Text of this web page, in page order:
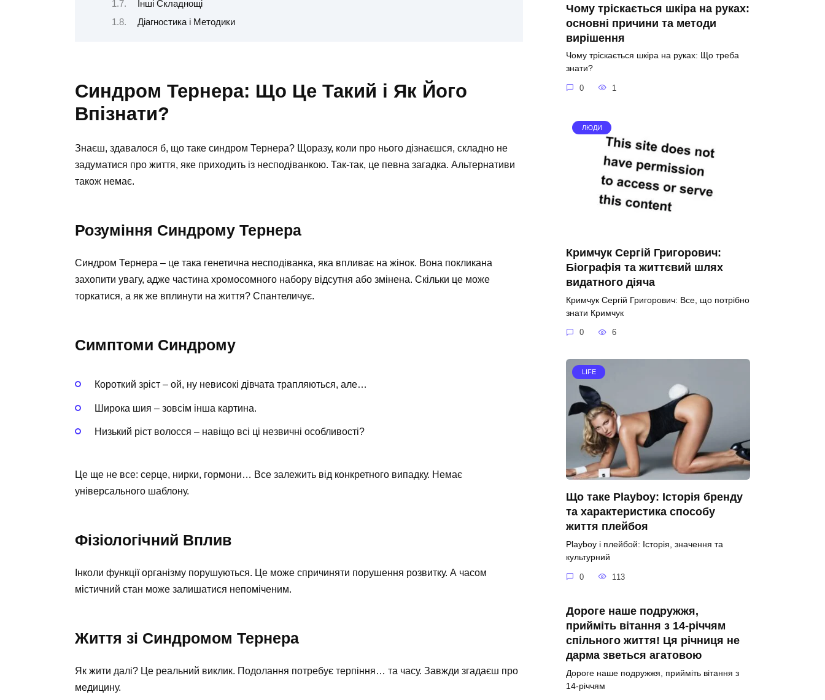
Інші Складнощі
Діагностика і Методики
Синдром Тернера: Що Це Такий і Як Його
Впізнати?
Знаєш, здавалося б, що таке синдром Тернера? Щоразу, коли про нього дізнаєшся, складно не
задуматися про життя, яке приходить із несподіванкою. Так-так, це певна загадка. Альтернативи
також немає.
Розуміння Синдрому Тернера
Синдром Тернера – це така генетична несподіванка, яка впливає на жінок. Вона покликана
захопити увагу, адже частина хромосомного набору відсутня або змінена. Скільки це може
торкатися, а як же вплинути на життя? Спантеличує.
Симптоми Синдрому
Короткий зріст – ой, ну невисокі дівчата трапляються, але…
Широка шия – зовсім інша картина.
Низький ріст волосся – навіщо всі ці незвичні особливості?
Це ще не все: серце, нирки, гормони… Все залежить від конкретного випадку. Немає
універсального шаблону.
Фізіологічний Вплив
Інколи функції організму порушуються. Це може спричиняти порушення розвитку. А часом
містичний стан може залишатися непоміченим.
Життя зі Синдромом Тернера
Як жити далі? Це реальний виклик. Подолання потребує терпіння… та часу. Завжди згадаєш про
медицину.
Чому тріскається шкіра на руках:
основні причини та методи
вирішення
Чому тріскається шкіра на руках: Що треба
знати?
0 1
ЛЮДИ
Кримчук Сергій Григорович:
Біографія та життєвий шлях
видатного діяча
Кримчук Сергій Григорович: Все, що потрібно
знати Кримчук
0 6
LIFE
Що таке Playboy: Історія бренду
та характеристика способу
життя плейбоя
Playboy і плейбой: Історія, значення та
культурний
0 113
Дороге наше подружжя,
прийміть вітання з 14-річчям
спільного життя! Ця річниця не
дарма зветься агатовою
Дороге наше подружжя, прийміть вітання з
14-річчям